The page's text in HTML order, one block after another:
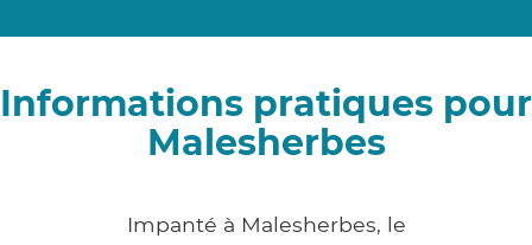
Informations pratiques pour
Malesherbes
Impanté à Malesherbes, le